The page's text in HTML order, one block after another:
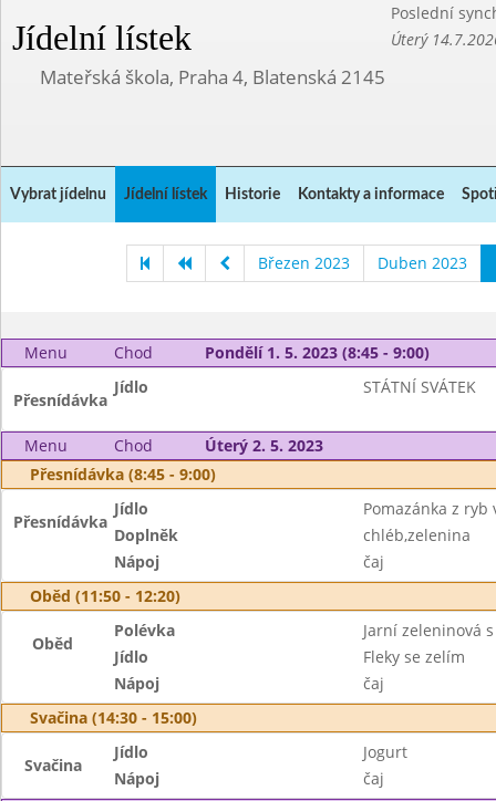
Jídelní lístek
Poslední
Úterý
Mateřská škola, Praha 4, Blatenská 2145
Vybrat jídelnu Jídelní lístek Historie Kontakty a informace
Březen 2023 Duben 2023
Menu Chod Pondělí 1. 5. 2023 (8:45 - 9:00)
Přesnídávka
Jídlo STÁTNÍ SVÁTEK
Menu Chod
Úterý 2. 5. 2023
Přesnídávka (8:45 - 9:00)
Přesnídávka
Jídlo
Pomazánka z ryb
Doplněk
chléb,zelenina
Nápoj
čaj
Oběd (11:50 - 12:20)
Oběd
Polévka
Jarní zeleninová
Jídlo
Fleky se zelím
Nápoj
čaj
Svačina (14:30 - 15:00)
Svačina
Jídlo
Jogurt
Nápoj
čaj